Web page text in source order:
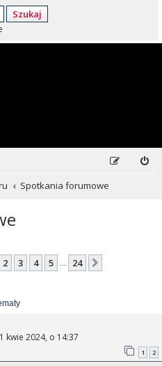
Szukaj
Spotkania forumowe
z24
2 3 4 5 … 24
kwie 2024, o 14:37
1 2